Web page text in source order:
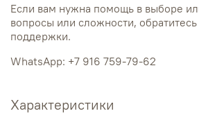
Если вам нужна помощь в выборе
вопросы или сложности,
поддержки.
WhatsApp: +7 916 759-79-62
Характеристики